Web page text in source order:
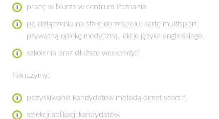
pracę w biurze w centrum Poznania
po dołączeniu na stałe do zespołu: kartę multisport,
prywatną opiekę medyczną, lekcje języka angielskiego,
szkolenia oraz dłuższe weekendy:)
Nauczymy:
pozyskiwania kandydatów metodą direct search
selekcji aplikacji kandydatów